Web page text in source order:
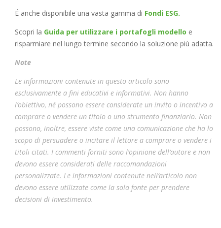
É anche disponibile una vasta gamma di Fondi ESG.
Scopri la Guida per utilizzare i portafogli modello e
risparmiare nel lungo termine secondo la soluzione più adatta.
Note
Le informazioni contenute in questo articolo sono
esclusivamente a fini educativi e informativi. Non hanno
l’obiettivo, né possono essere considerate un invito o incentivo a
comprare o vendere un titolo o uno strumento finanziario. Non
possono, inoltre, essere viste come una comunicazione che ha lo
scopo di persuadere o incitare il lettore a comprare o vendere i
titoli citati. I commenti forniti sono l’opinione dell’autore e non
devono essere considerati delle raccomandazioni
personalizzate. Le informazioni contenute nell’articolo non
devono essere utilizzate come la sola fonte per prendere
decisioni di investimento.